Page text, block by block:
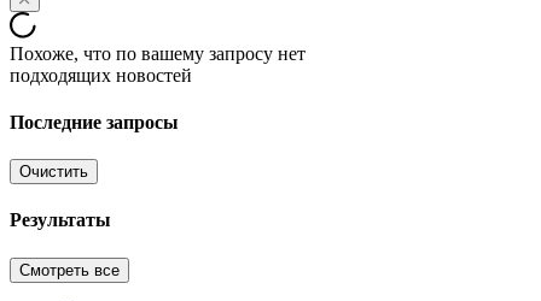
Похоже, что по вашему запросу нет
подходящих новостей
Последние запросы
Очистить
Результаты
Смотреть все